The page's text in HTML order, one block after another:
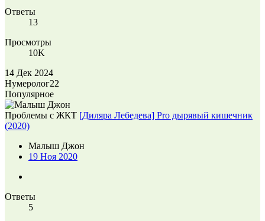
Ответы
13
Просмотры
10K
14 Дек 2024
Нумеролог22
Популярное
Проблемы с ЖКТ [Диляра Лебедева] Pro дырявый кишечник
(2020)
Малыш Джон
19 Ноя 2020
Ответы
5